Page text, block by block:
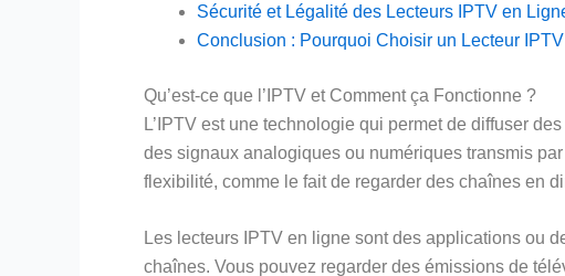
Sécurité et Légalité des Lecteurs IPTV en
Conclusion : Pourquoi Choisir un Lecteur
Qu’est-ce que l’IPTV et Comment ça Fonctionne ?
L’IPTV est une technologie qui permet de diffuser
des signaux analogiques ou numériques transmis
flexibilité, comme le fait de regarder des chaînes en
Les lecteurs IPTV en ligne sont des applications ou
chaînes. Vous pouvez regarder des émissions de